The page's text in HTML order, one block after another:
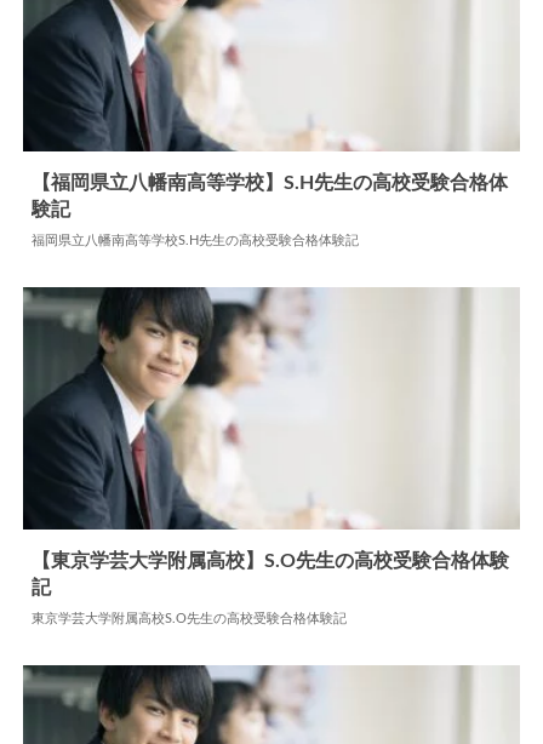
高校合格体験記
【福岡県立八幡南高等学校】S.H先生の高校受験合格体
験記
福岡県立八幡南高等学校S.H先生の高校受験合格体験記
高校合格体験記
【東京学芸大学附属高校】S.O先生の高校受験合格体験
記
東京学芸大学附属高校S.O先生の高校受験合格体験記